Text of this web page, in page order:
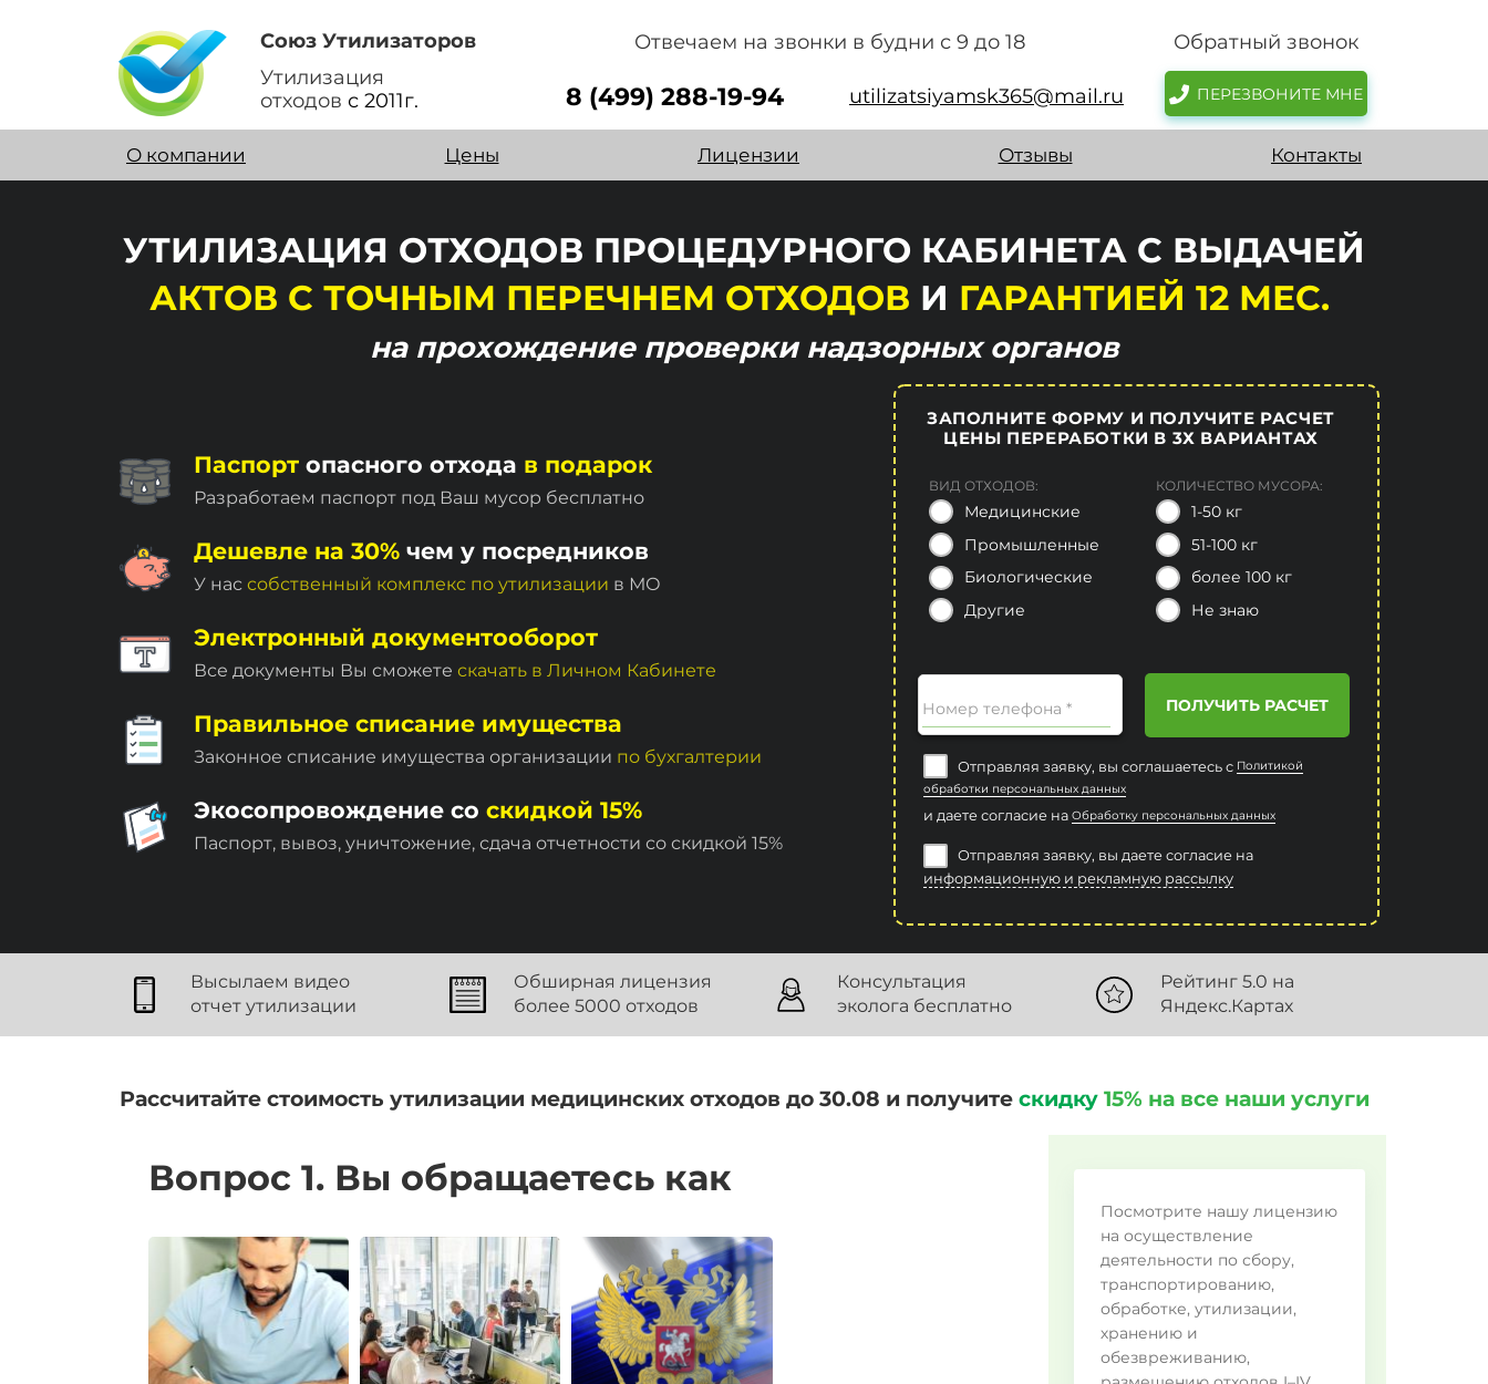
Союз Утилизаторов
Утилизация
отходов с 2011г.
Отвечаем на звонки в будни с 9 до 18 Обратный звонок
8 (499) 288-19-94 utilizatsiyamsk365@mail.ru ПЕРЕЗВОНИТЕ МНЕ
О компании Цены Лицензии Отзывы Контакты
УТИЛИЗАЦИЯ ОТХОДОВ ПРОЦЕДУРНОГО КАБИНЕТА С ВЫДАЧЕЙ
АКТОВ С ТОЧНЫМ ПЕРЕЧНЕМ ОТХОДОВ И ГАРАНТИЕЙ 12 МЕС.
на прохождение проверки надзорных органов
Паспорт опасного отхода в подарок
Разработаем паспорт под Ваш мусор бесплатно
Дешевле на 30% чем у посредников
У нас собственный комплекc по утилизации в МО
Электронный документооборот
Все документы Вы сможете скачать в Личном Кабинете
Правильное списание имущества
Законное списание имущества организации по бухгалтерии
Экосопровождение со скидкой 15%
Паспорт, вывоз, уничтожение, сдача отчетности со скидкой 15%
ЗАПОЛНИТЕ ФОРМУ И ПОЛУЧИТЕ РАСЧЕТ
ЦЕНЫ ПЕРЕРАБОТКИ В 3Х ВАРИАНТАХ
ВИД ОТХОДОВ:
Медицинские
Промышленные
Биологические
Другие
КОЛИЧЕСТВО МУСОРА:
1-50 кг
51-100 кг
более 100 кг
Не знаю
Номер телефона * ПОЛУЧИТЬ РАСЧЕТ
Отправляя заявку, вы соглашаетесь с Политикой
обработки персональных данных
и даете согласие на Обработку персональных данных
Отправляя заявку, вы даете согласие на
информационную и рекламную рассылку
Высылаем видео
отчет утилизации
Обширная лицензия
более 5000 отходов
Консультация
эколога бесплатно
Рейтинг 5.0 на
Яндекс.Картах
Рассчитайте стоимость утилизации медицинских отходов до 30.08 и получите скидку 15% на все наши услуги
Вопрос 1. Вы обращаетесь как
Посмотрите нашу лицензию
на осуществление
деятельности по сбору,
транспортированию,
обработке, утилизации,
хранению и
обезвреживанию,